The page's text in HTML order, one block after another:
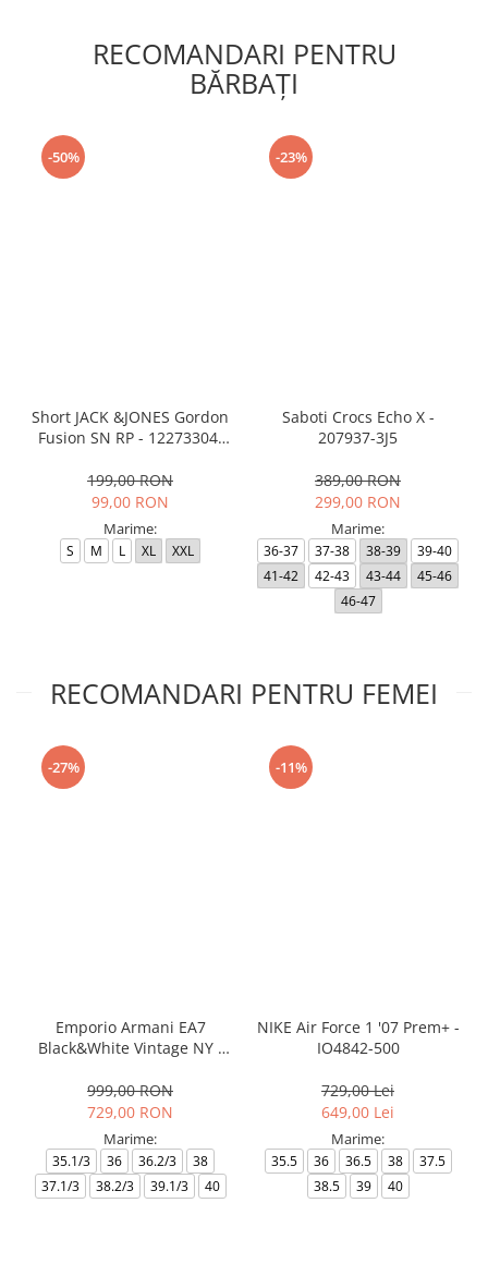
RECOMANDARI PENTRU
BĂRBAŢI
-50%
Short JACK &JONES Gordon
Fusion SN RP - 12273304-
199,00 RON
99,00 RON
Marime:
S M L XL XXL
-23%
Saboti Crocs Echo X -
207937-3J5
389,00 RON
299,00 RON
Marime:
36-37 37-38 38-39
39-40
41-42
42-43 43-44
45-46
46-47
RECOMANDARI PENTRU FEMEI
-27%
Emporio Armani EA7
Black&White Vintage NY -
999,00 RON
729,00 RON
Marime:
35.1/3 36 36.2/3
38
37.1/3
38.2/3 39.1/3 40
-11%
NIKE Air Force 1 '07 Prem+ -
IO4842-500
729,00 Lei
649,00 Lei
Marime:
35.5 36 36.5 38
37.5
38.5
39 40